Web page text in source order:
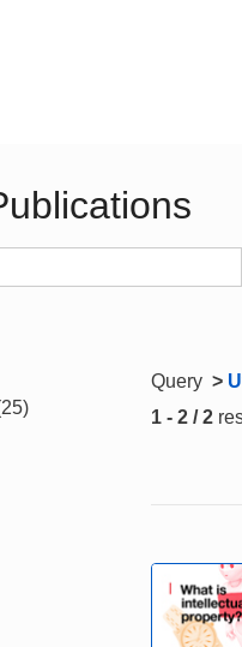
Query >
1 - 2 / 2